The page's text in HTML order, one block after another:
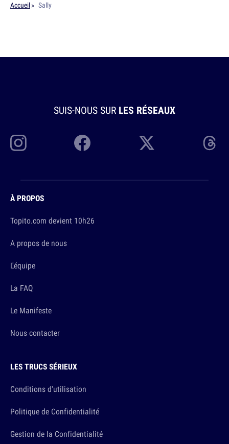
Accueil Sally
SUIS-NOUS SUR LES RÉSEAUX
À PROPOS
Topito.com devient 10h26
A propos de nous
L'équipe
La FAQ
Le Manifeste
Nous contacter
LES TRUCS SÉRIEUX
Conditions d'utilisation
Politique de Confidentialité
Gestion de la Confidentialité